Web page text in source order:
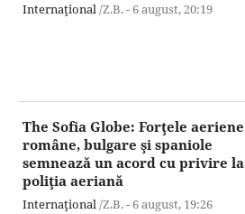
Internaţional/Z.B. -6 august,20:19
The Sofia Globe: Forţele aeriene
române, bulgare şi spaniole
semnează un acord cu privire la
poliţia aeriană
Internaţional/Z.B. -6 august, 19:26